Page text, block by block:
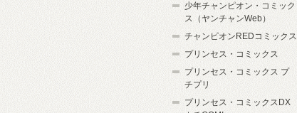
少年チャンピオン・コミック
ス（ヤンチャンWeb）
チャンピオンREDコミックス
プリンセス・コミックス
プリンセス・コミックス プ
チプリ
プリンセス・コミックスDX